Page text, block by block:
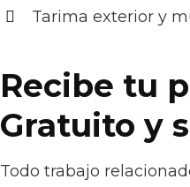
Tarima exterior y
Recibe tu
Gratuito y
Todo trabajo